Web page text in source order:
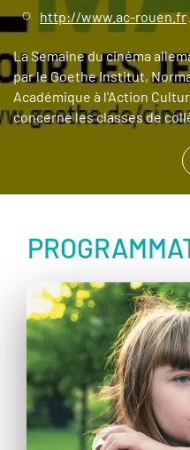
http://www.ac-rouen.fr
La Semaine du cinéma
par le Goethe Institut,
Académique à l'Action
concerne les classes de